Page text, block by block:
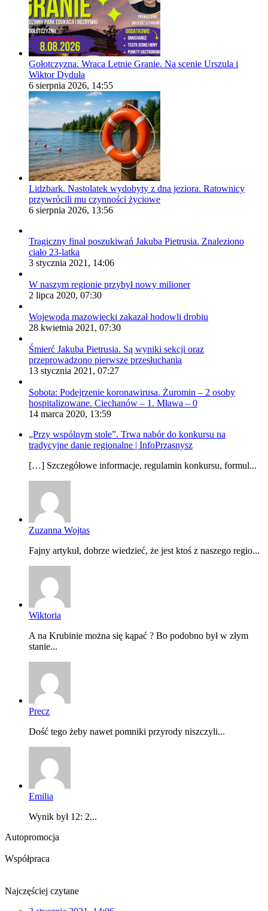
Gołotczyzna. Wraca Letnie Granie. Na scenie Urszula i
Wiktor Dyduła
6 sierpnia 2026, 14:55
Lidzbark. Nastolatek wydobyty z dna jeziora. Ratownicy
przywrócili mu czynności życiowe
6 sierpnia 2026, 13:56
Tragiczny finał poszukiwań Jakuba Pietrusia. Znaleziono
ciało 23-latka
3 stycznia 2021, 14:06
W naszym regionie przybył nowy milioner
2 lipca 2020, 07:30
Wojewoda mazowiecki zakazał hodowli drobiu
28 kwietnia 2021, 07:30
Śmierć Jakuba Pietrusia. Są wyniki sekcji oraz
przeprowadzono pierwsze przesłuchania
13 stycznia 2021, 07:27
Sobota: Podejrzenie koronawirusa. Żuromin – 2 osoby
hospitalizowane. Ciechanów – 1. Mława – 0
14 marca 2020, 13:59
„Przy wspólnym stole”. Trwa nabór do konkursu na
tradycyjne danie regionalne | InfoPrzasnysz
[…] Szczegółowe informacje, regulamin konkursu, formul...
Zuzanna Wojtas
Fajny artykuł, dobrze wiedzieć, że jest ktoś z naszego regio...
Wiktoria
A na Krubinie można się kąpać ? Bo podobno był w złym
stanie...
Precz
Dość tego żeby nawet pomniki przyrody niszczyli...
Emilia
Wynik był 12: 2...
Autopromocja
Współpraca
Najczęściej czytane